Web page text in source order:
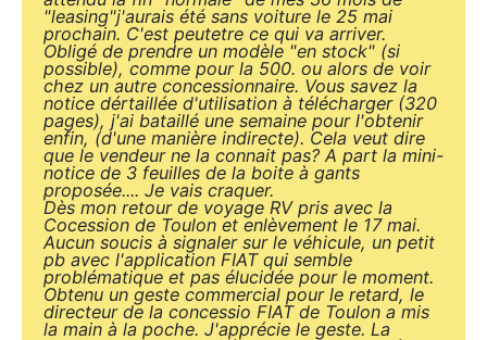
"leasing"j'aurais été sans voiture le 25 mai
prochain. C'est peutetre ce qui va arriver.
Obligé de prendre un modèle "en stock" (si
possible), comme pour la 500. ou alors de voir
chez un autre concessionnaire. Vous savez la
notice dértaillée d'utilisation à télécharger (320
pages), j'ai bataillé une semaine pour l'obtenir
enfin, (d'une manière indirecte). Cela veut dire
que le vendeur ne la connait pas? A part la mini-
notice de 3 feuilles de la boite à gants
proposée.... Je vais craquer.
Dès mon retour de voyage RV pris avec la
Cocession de Toulon et enlèvement le 17 mai.
Aucun soucis à signaler sur le véhicule, un petit
pb avec l'application FIAT qui semble
problématique et pas élucidée pour le moment.
Obtenu un geste commercial pour le retard, le
directeur de la concessio FIAT de Toulon a mis
la main à la poche. J'apprécie le geste. La